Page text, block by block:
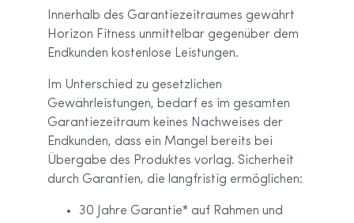
Innerhalb des Garantiezeitraumes gewährt
Horizon Fitness unmittelbar gegenüber dem
Endkunden kostenlose Leistungen.
Im Unterschied zu gesetzlichen
Gewährleistungen, bedarf es im gesamten
Garantiezeitraum keines Nachweises der
Endkunden, dass ein Mangel bereits bei
Übergabe des Produktes vorlag. Sicherheit
durch Garantien, die langfristig ermöglichen:
30 Jahre Garantie* auf Rahmen und